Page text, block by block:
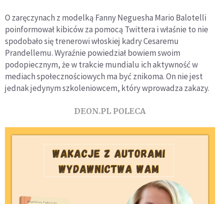
O zaręczynach z modelką Fanny Neguesha Mario Balotelli
poinformował kibiców za pomocą Twittera i właśnie to nie
spodobało się trenerowi włoskiej kadry Cesaremu
Prandellemu. Wyraźnie powiedział bowiem swoim
podopiecznym, że w trakcie mundialu ich aktywność w
mediach społecznościowych ma być znikoma. On nie jest
jednak jedynym szkoleniowcem, który wprowadza zakazy.
DEON.PL POLECA